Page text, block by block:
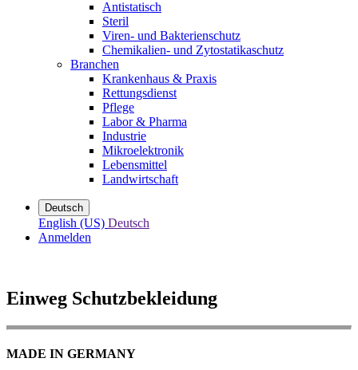
Antistatisch
Steril
Viren- und Bakterienschutz
Chemikalien- und Zytostatikaschutz
Branchen
Krankenhaus & Praxis
Rettungsdienst
Pflege
Labor & Pharma
Industrie
Mikroelektronik
Lebensmittel
Landwirtschaft
Deutsch
English (US) Deutsch
Anmelden
Einweg Schutzbekleidung
MADE IN GERMANY